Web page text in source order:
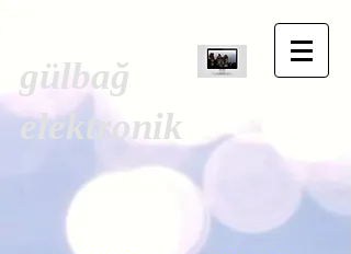
gülbağ
elektronik